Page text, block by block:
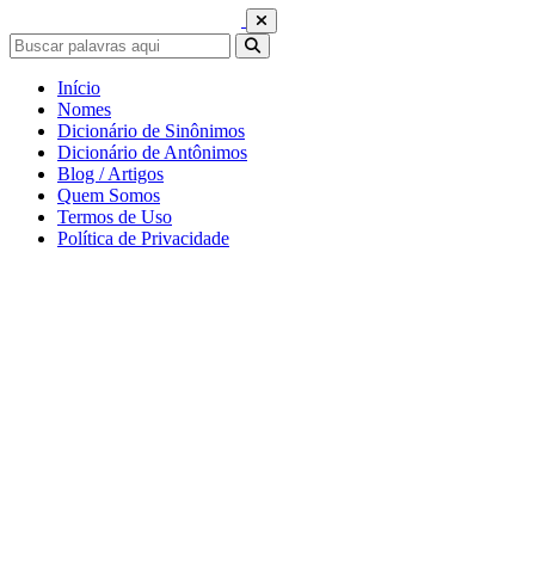
Início
Nomes
Dicionário de Sinônimos
Dicionário de Antônimos
Blog / Artigos
Quem Somos
Termos de Uso
Política de Privacidade